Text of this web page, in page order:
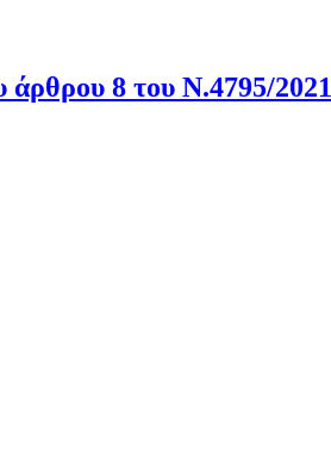
8 του Ν.4795/2021